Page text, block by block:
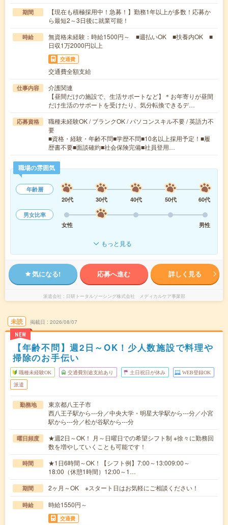
期間
【現在も積極採用中！急募！】勤務1年以上が多数！応募か
ら最短2～3日後に就業可能！
時給
無資格未経験：時給1500円～ ■週払いOK ■扶養内OK ■
日収1万2000円以上
交通費
交通費全額支給
仕事内容
介護関連
【昼間だけの施設で、生活サポートなど】＊お年寄りが昼間
だけ生活のサポートを受けたり、気分転換できるデ…
応募資格
職種未経験OK / ブランクOK / パソコンスキル不要 / 英語力不
要
■資格・経験・年齢不問■学歴不問■10名以上採用予定！■履
歴書不要■面談確約■社会保険完備■社員登用…
職場の雰囲気
年齢層
20代
30代 40代 50代
60代
男女比率
女性
男性
もっと見る
気になる! 応募へ進む 詳しく見る
派遣会社 日研トータルソーシング株式会社 メディカルケア事業部
未読
NEW
掲載日 2026/08/07
【年齢不問】週2日～OK！少人数施設で料理や
掃除のお手伝い
職種未経験OK 交通費別途支給あり 土日祝日が休み WEB登録OK
派遣
勤務地
東京都八王子市
西八王子駅から---分／中央大学・明星大学駅から---分／小宮
駅から---分／松が谷駅から---分
曜日頻度
★週2日～OK！ 月～日曜日での希望シフト制 ※徐々に勤務回
数を増やしていくことも可能です！
時間
★1日6時間～OK！【シフト例】7:00～13:009:00～
18:00（休憩1時間）12:00～1…
期間 2ヶ月～OK ※スタート日はお気軽にご相談ください！
時給 時給1550円～
交通費